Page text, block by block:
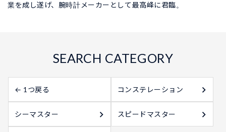
業を成し遂げ、腕時計メーカーとして最高峰に君臨。
← 1つ戻る コンステレーション
シーマスター スピードマスター